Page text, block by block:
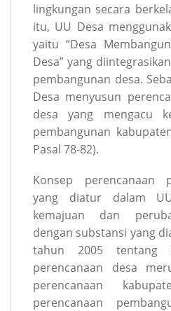
lingkungan secara
itu, UU Desa
yaitu “Desa
Desa” yang
pembangunan desa.
Desa menyusun
desa yang mengacu
pembangunan
Pasal 78-82).
Konsep perencanaan
yang diatur dalam
kemajuan dan
dengan substansi yang
tahun 2005 tentang
perencanaan desa
perencanaan
perencanaan